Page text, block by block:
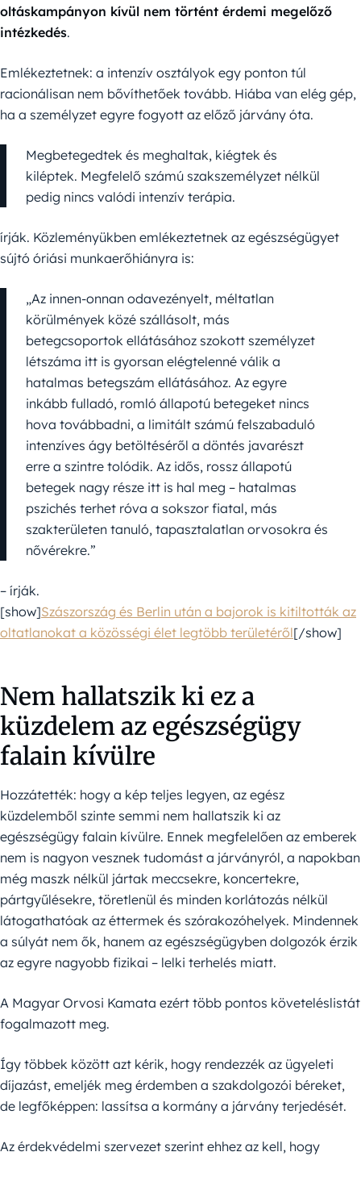
oltáskampányon kívül nem történt érdemi megelőző
intézkedés.
Emlékeztetnek: a intenzív osztályok egy ponton túl
racionálisan nem bővíthetőek tovább. Hiába van elég gép,
ha a személyzet egyre fogyott az előző járvány óta.
Megbetegedtek és meghaltak, kiégtek és
kiléptek. Megfelelő számú szakszemélyzet nélkül
pedig nincs valódi intenzív terápia.
írják. Közleményükben emlékeztetnek az egészségügyet
sújtó óriási munkaerőhiányra is:
„Az innen-onnan odavezényelt, méltatlan
körülmények közé szállásolt, más
betegcsoportok ellátásához szokott személyzet
létszáma itt is gyorsan elégtelenné válik a
hatalmas betegszám ellátásához. Az egyre
inkább fulladó, romló állapotú betegeket nincs
hova továbbadni, a limitált számú felszabaduló
intenzíves ágy betöltéséről a döntés javarészt
erre a szintre tolódik. Az idős, rossz állapotú
betegek nagy része itt is hal meg – hatalmas
pszichés terhet róva a sokszor fiatal, más
szakterületen tanuló, tapasztalatlan orvosokra és
nővérekre.”
– írják.
[show]Szászország és Berlin után a bajorok is kitiltották az
oltatlanokat a közösségi élet legtöbb területéről[/show]
Nem hallatszik ki ez a
küzdelem az egészségügy
falain kívülre
Hozzátették: hogy a kép teljes legyen, az egész
küzdelemből szinte semmi nem hallatszik ki az
egészségügy falain kívülre. Ennek megfelelően az emberek
nem is nagyon vesznek tudomást a járványról, a napokban
még maszk nélkül jártak meccsekre, koncertekre,
pártgyűlésekre, töretlenül és minden korlátozás nélkül
látogathatóak az éttermek és szórakozóhelyek. Mindennek
a súlyát nem ők, hanem az egészségügyben dolgozók érzik
az egyre nagyobb fizikai – lelki terhelés miatt.
A Magyar Orvosi Kamata ezért több pontos követeléslistát
fogalmazott meg.
Így többek között azt kérik, hogy rendezzék az ügyeleti
díjazást, emeljék meg érdemben a szakdolgozói béreket,
de legfőképpen: lassítsa a kormány a járvány terjedését.
Az érdekvédelmi szervezet szerint ehhez az kell, hogy